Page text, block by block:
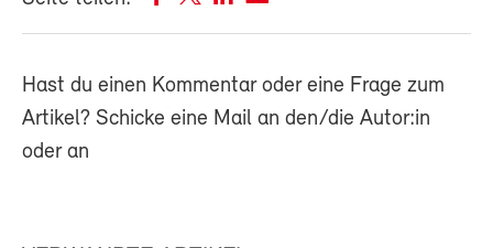
Hast du einen Kommentar oder eine Frage zum
Artikel? Schicke eine Mail an den/die Autor:in
oder an